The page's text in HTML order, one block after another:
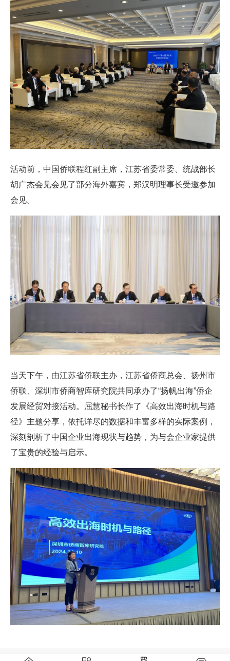
活动前，中国侨联程红副主席，江苏省委常委、统战部长
胡广杰会见会见了部分海外嘉宾，郑汉明理事长受邀参加
会见。
当天下午，由江苏省侨联主办，江苏省侨商总会、扬州市
侨联、深圳市侨商智库研究院共同承办了“扬帆出海”侨企
发展经贸对接活动。屈慧秘书长作了《高效出海时机与路
径》主题分享，依托详尽的数据和丰富多样的实际案例，
深刻剖析了中国企业出海现状与趋势，为与会企业家提供
了宝贵的经验与启示。